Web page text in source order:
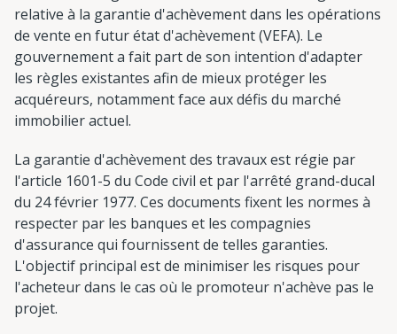
relative à la garantie d'achèvement dans les opérations
de vente en futur état d'achèvement (VEFA). Le
gouvernement a fait part de son intention d'adapter
les règles existantes afin de mieux protéger les
acquéreurs, notamment face aux défis du marché
immobilier actuel.
La garantie d'achèvement des travaux est régie par
l'article 1601-5 du Code civil et par l'arrêté grand-ducal
du 24 février 1977. Ces documents fixent les normes à
respecter par les banques et les compagnies
d'assurance qui fournissent de telles garanties.
L'objectif principal est de minimiser les risques pour
l'acheteur dans le cas où le promoteur n'achève pas le
projet.